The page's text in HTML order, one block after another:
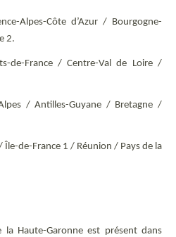
Alpes-Côte d’Azur / Bourgogne-
2.
de-France / Centre-Val de Loire /
/ Antilles-Guyane / Bretagne /
de-France 1 / Réunion / Pays de la
la Haute-Garonne est présent dans